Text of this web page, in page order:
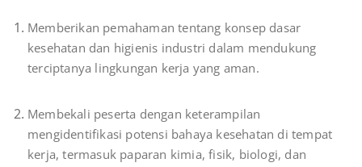
Memberikan pemahaman tentang konsep dasar
kesehatan dan higienis industri dalam mendukung
terciptanya lingkungan kerja yang aman.
Membekali peserta dengan keterampilan
mengidentifikasi potensi bahaya kesehatan di tempat
kerja, termasuk paparan kimia, fisik, biologi, dan